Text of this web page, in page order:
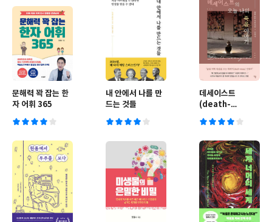
문해력 꽉 잡는 한
자 어휘 365
내 안에서 나를 만
드는 것들
데세이스트
(death-
나의 죽음 이야기